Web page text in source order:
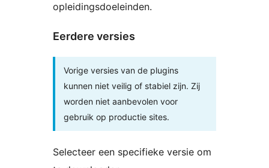
opleidingsdoeleinden.
Eerdere versies
Vorige versies van de plugins
kunnen niet veilig of stabiel zijn. Zij
worden niet aanbevolen voor
gebruik op productie sites.
Selecteer een specifieke versie om